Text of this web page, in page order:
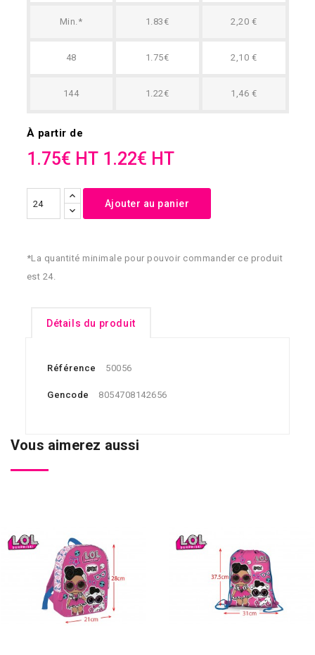
Min.* 1.83€ 2,20 €
48 1.75€ 2,10 €
144 1.22€ 1,46 €
À partir de
1.75€ HT 1.22€ HT
Ajouter au panier
*La quantité minimale pour pouvoir commander ce produit
est 24.
Détails du produit
Référence 50056
Gencode 8054708142656
Vous aimerez aussi